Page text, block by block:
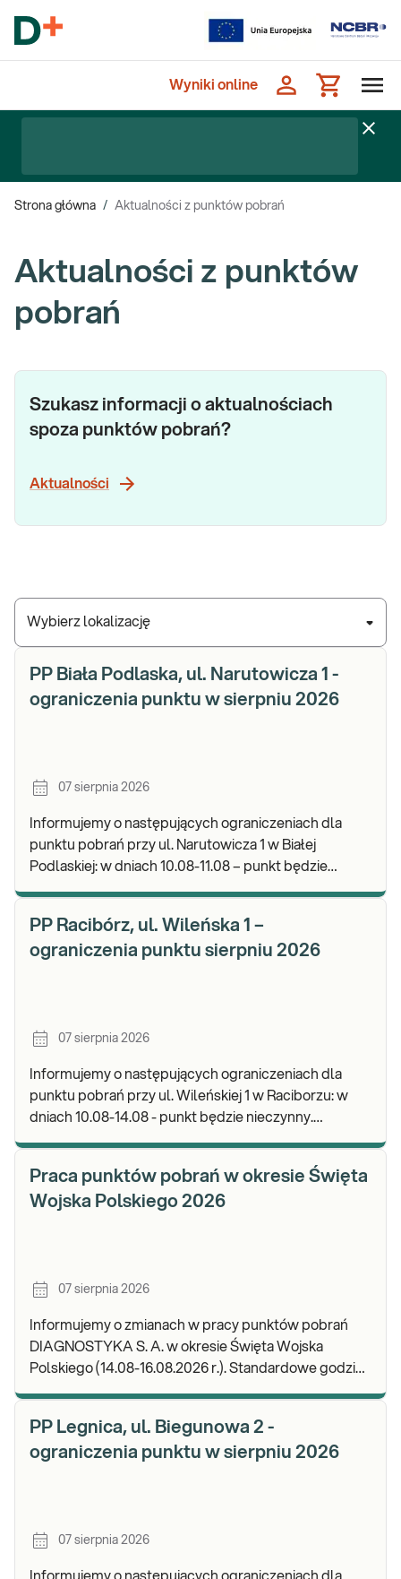
Wyniki online
Strona główna / Aktualności z punktów pobrań
Aktualności z punktów
pobrań
Wybierz lokalizację
Szukasz informacji o aktualnościach
spoza punktów pobrań?
Aktualności
PP Biała Podlaska, ul. Narutowicza 1 -
ograniczenia punktu w sierpniu 2026
07 sierpnia 2026
Informujemy o następujących ograniczeniach dla
punktu pobrań przy ul. Narutowicza 1 w Białej
Podlaskiej: w dniach 10.08-11.08 – punkt będzie
PP Racibórz, ul. Wileńska 1 –
ograniczenia punktu sierpniu 2026
07 sierpnia 2026
Informujemy o następujących ograniczeniach dla
punktu pobrań przy ul. Wileńskiej 1 w Raciborzu: w
dniach 10.08-14.08 - punkt będzie nieczynny.
Praca punktów pobrań w okresie Święta
Wojska Polskiego 2026
07 sierpnia 2026
Informujemy o zmianach w pracy punktów pobrań
DIAGNOSTYKA S. A. w okresie Święta Wojska
Polskiego (14.08-16.08.2026 r.). Standardowe godziny
PP Legnica, ul. Biegunowa 2 -
ograniczenia punktu w sierpniu 2026
07 sierpnia 2026